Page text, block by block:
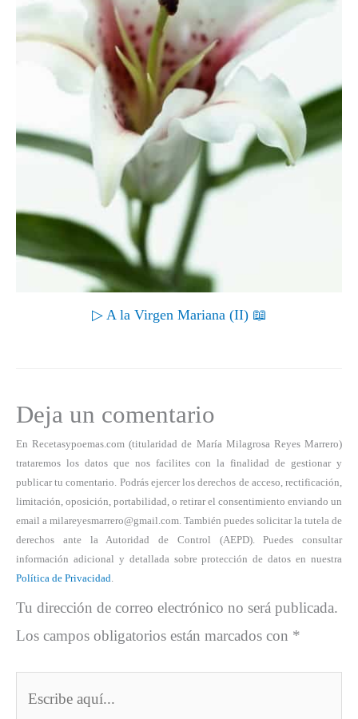
▷ A la Virgen Mariana (II) 📖
Deja un comentario
En Recetasypoemas.com (titularidad de María Milagrosa Reyes Marrero)
trataremos los datos que nos facilites con la finalidad de gestionar y
publicar tu comentario. Podrás ejercer los derechos de acceso, rectificación,
limitación, oposición, portabilidad, o retirar el consentimiento enviando un
email a milareyesmarrero@gmail.com. También puedes solicitar la tutela de
derechos ante la Autoridad de Control (AEPD). Puedes consultar
información adicional y detallada sobre protección de datos en nuestra
Política de Privacidad
Tu dirección de correo electrónico no será publicada.
Los campos obligatorios están marcados con *